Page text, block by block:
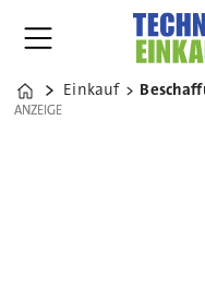
Home
Einkauf
ANZEIGE
ANZEIGE